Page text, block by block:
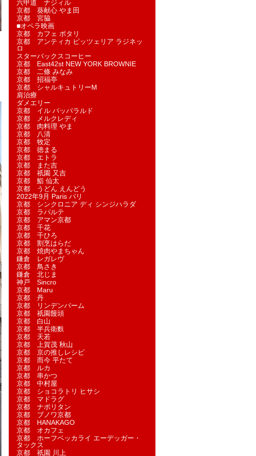
六甲道 ナジィル
京都 葵献心 やま田
京都 宮脇
■オペラ映画
京都 カフェ ポタリ
京都 アンティカ ピッツェリア ラジネッ
ロ
スターバックスコーヒー
京都 East42st NEW YORK BROWNIE
京都 二條 みなみ
京都 招福亭
京都 シャルキュトリーM
肩治療
ダメエリー
京都 イル パッパラルド
京都 メルクレディ
京都 肉料理 やま
京都 八清
京都 牧定
京都 徳まる
京都 エトラ
京都 また吉
京都 祇園 又吉
京都 鮨 仙太
京都 うどん えんどう
2022年9月 Paris パリ
京都 シンクロニア ディ シンジハラダ
京都 ラパルテ
京都 アマン京都
京都 千花
京都 千ひろ
京都 割烹はらだ
京都 焼肉やまちゃん
鎌倉 レガレヴ
京都 鳥さき
鎌倉 北じま
神戸 Sincro
京都 Maru
京都 丹
京都 リンデンバーム
京都 祇園饅頭
京都 白山
京都 半兵衛麩
京都 天若
京都 上賀茂 秋山
京都 京の推しレシピ
京都 而今 平たて
京都 ルカ
京都 串かつ
京都 中村屋
京都 ショコラトリ ヒサシ
京都 マドラグ
京都 ナポリタン
京都 ブノワ京都
京都 HANAKAGO
京都 オカフェ
京都 ホーフベッカライ エーデッガー・
タックス
京都 祇園 川上